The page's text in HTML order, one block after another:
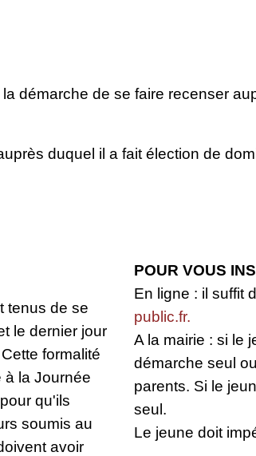
démarche de se faire recenser
duquel il a fait élection de
tenus de se
le dernier jour
formalité
à la Journée
qu'ils
soumis au
avoir
POUR VOUS
En ligne : il suffit
public.fr.
A la mairie : si le
démarche seul
parents. Si le
seul.
Le jeune doit